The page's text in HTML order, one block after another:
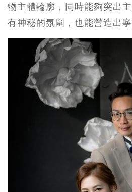
物主體輪廓，同時能夠突出
有神秘的氛圍，也能營造出寧